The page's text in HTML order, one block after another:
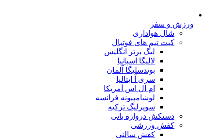
ورزش و سفر
شال هواداری
کیت تیم های فوتبال
لیگ برتر انگلیس
لالیگا اسپانیا
بوندسلیگا آلمان
سری آ ایتالیا
ام ال اس آمریکا
لوشامپیونه فرانسه
سوپرلیگ ترکیه
دستکش دروازه بانی
کفش ورزشی
کفش سالنی